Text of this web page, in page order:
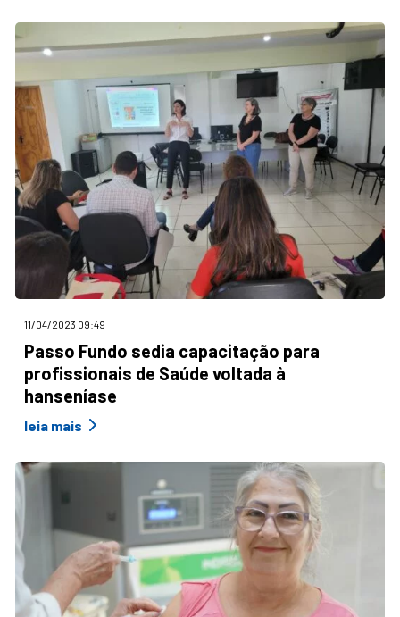
11/04/2023 09:49
Passo Fundo sedia capacitação para
profissionais de Saúde voltada à
hanseníase
leia mais